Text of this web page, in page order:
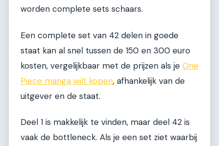
worden complete sets schaars.
Een complete set van 42 delen in goede
staat kan al snel tussen de 150 en 300 euro
kosten, vergelijkbaar met de prijzen als je One
Piece manga wilt kopen, afhankelijk van de
uitgever en de staat.
Deel 1 is makkelijk te vinden, maar deel 42 is
vaak de bottleneck. Als je een set ziet waarbij